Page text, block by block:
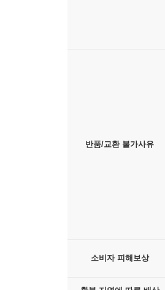
반품/교환 불가사유
소비자 피해보상